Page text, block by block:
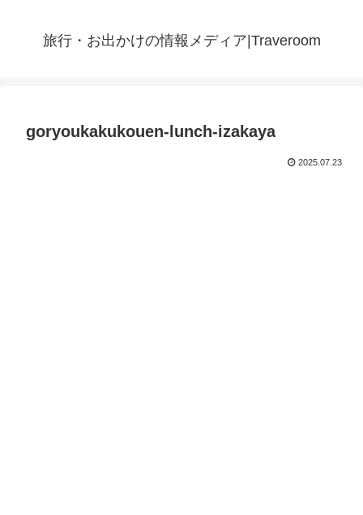
旅行・お出かけの情報メディア|Traveroom
goryoukakukouen-lunch-izakaya
2025.07.23